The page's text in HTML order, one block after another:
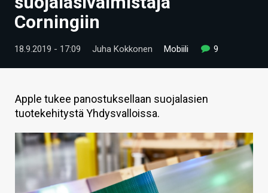
ARTIKKELIT
VIDEOT
TECHBBS
TIETOA
HINTA.FI
KAUPPA
VAIHDA TEEMA
Corningiin
18.9.2019 - 17:09 Juha Kokkonen Mobiili 9
Apple tukee panostuksellaan suojalasien
tuotekehitystä Yhdysvalloissa.